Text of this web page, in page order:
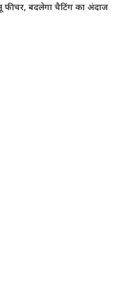
फीचर, बदलेगा चैटिंग का अंदाज